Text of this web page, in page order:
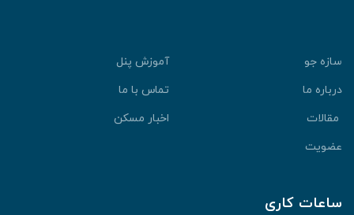
سازه جو
آموزش پنل
درباره ما
تماس با ما
مقالات
اخبار مسکن
عضویت
ساعات کاری